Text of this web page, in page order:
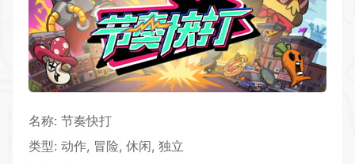
名称: 节奏快打
类型: 动作, 冒险, 休闲, 独立